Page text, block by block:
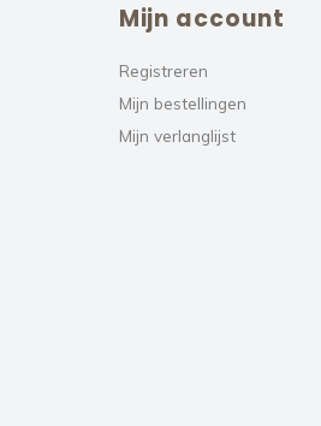
Mijn account
Registreren
Mijn bestellingen
Mijn verlanglijst